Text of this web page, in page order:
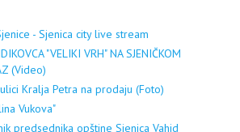
- Sjenica city live stream
"VELIKI VRH" NA SJENIČKOM
(Video)
Kralja Petra na prodaju (Foto)
Vukova"
predsednika opštine Sjenica Vahid